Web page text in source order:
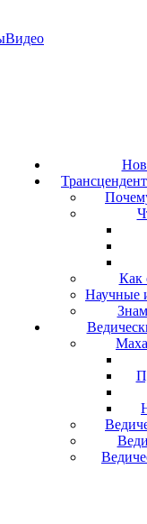
Видео
Как
Научные